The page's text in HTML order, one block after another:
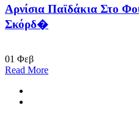
Αρνίσια Παϊδάκια Στο
Σκόρδ�
01 Φεβ
Read More